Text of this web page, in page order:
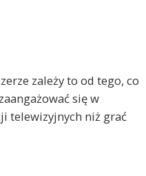
zależy to od tego, co
się w
telewizyjnych niż grać